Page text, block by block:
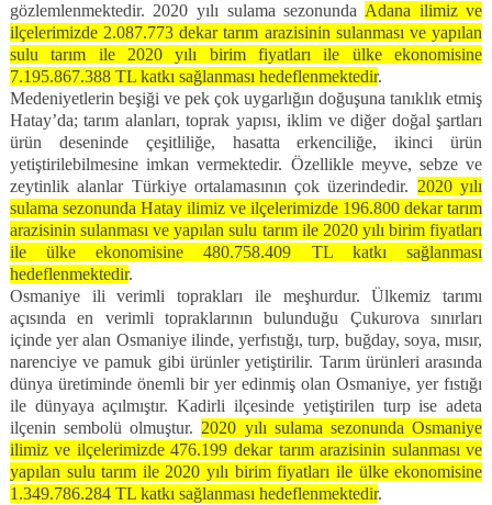
gözlemlenmektedir. 2020 yılı sulama sezonunda Adana ilimiz ve
ilçelerimizde 2.087.773 dekar tarım arazisinin sulanması ve yapılan
sulu tarım ile 2020 yılı birim fiyatları ile ülke ekonomisine
7.195.867.388 TL katkı sağlanması hedeflenmektedir.
Medeniyetlerin beşiği ve pek çok uygarlığın doğuşuna tanıklık etmiş
Hatay’da; tarım alanları, toprak yapısı, iklim ve diğer doğal şartları
ürün deseninde çeşitliliğe, hasatta erkenciliğe, ikinci ürün
yetiştirilebilmesine imkan vermektedir. Özellikle meyve, sebze ve
zeytinlik alanlar Türkiye ortalamasının çok üzerindedir. 2020 yılı
sulama sezonunda Hatay ilimiz ve ilçelerimizde 196.800 dekar tarım
arazisinin sulanması ve yapılan sulu tarım ile 2020 yılı birim fiyatları
ile ülke ekonomisine 480.758.409 TL katkı sağlanması
hedeflenmektedir.
Osmaniye ili verimli toprakları ile meşhurdur. Ülkemiz tarımı
açısında en verimli topraklarının bulunduğu Çukurova sınırları
içinde yer alan Osmaniye ilinde, yerfıstığı, turp, buğday, soya, mısır,
narenciye ve pamuk gibi ürünler yetiştirilir. Tarım ürünleri arasında
dünya üretiminde önemli bir yer edinmiş olan Osmaniye, yer fıstığı
ile dünyaya açılmıştır. Kadirli ilçesinde yetiştirilen turp ise adeta
ilçenin sembolü olmuştur. 2020 yılı sulama sezonunda Osmaniye
ilimiz ve ilçelerimizde 476.199 dekar tarım arazisinin sulanması ve
yapılan sulu tarım ile 2020 yılı birim fiyatları ile ülke ekonomisine
1.349.786.284 TL katkı sağlanması hedeflenmektedir.